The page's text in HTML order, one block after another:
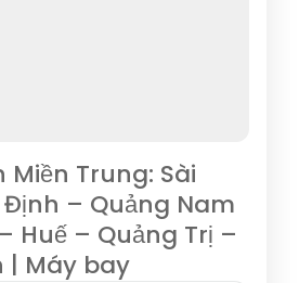
Miền Trung: Sài
– Quảng Nam
Huế – Quảng Trị –
| Máy bay